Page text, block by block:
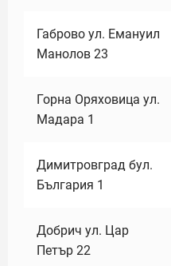
Габрово ул. Емануил
Манолов 23
Горна Оряховица ул.
Мадара 1
Димитровград бул.
България 1
Добрич ул. Цар
Петър 22